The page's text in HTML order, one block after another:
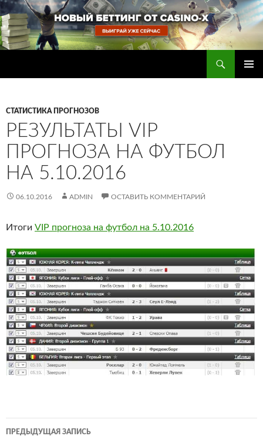
Перейти
к
содержимому
СТАТИСТИКА ПРОГНОЗОВ
РЕЗУЛЬТАТЫ VIP
ПРОГНОЗА НА ФУТБОЛ
НА 5.10.2016
06.10.2016 ADMIN ОСТАВИТЬ КОММЕНТАРИЙ
Итоги VIP прогноза на футбол на 5.10.2016
Навигация
ПРЕДЫДУЩАЯ ЗАПИСЬ